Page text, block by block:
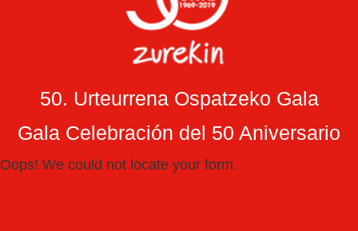
50. Urteurrena Ospatzeko Gala
Gala Celebración del 50 Aniversario
Oops! We could not locate your form.